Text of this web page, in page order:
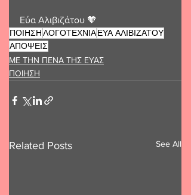
Εύα Αλιβιζάτου 🧡
ΠΟΙΗΣΗΛΟΓΟΤΕΧΝΙΑΕΥΑ ΑΛΙΒΙΖΑΤΟΥ
ΑΠΟΨΕΙΣ
ΜΕ ΤΗΝ ΠΕΝΑ ΤΗΣ ΕΥΑΣ
ΠΟΙΗΣΗ
Related Posts See All